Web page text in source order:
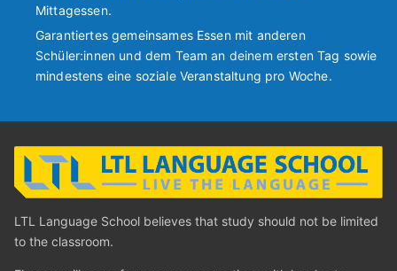
Mittagessen.
Garantiertes gemeinsames Essen mit anderen
Schüler:innen und dem Team an deinem ersten Tag sowie
mindestens eine soziale Veranstaltung pro Woche.
LTL Language School believes that study should not be limited
to the classroom.